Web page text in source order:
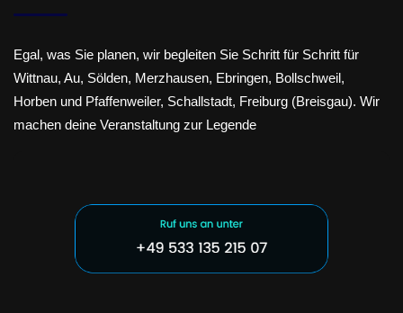
Egal, was Sie planen, wir begleiten Sie Schritt für Schritt für
Wittnau, Au, Sölden, Merzhausen, Ebringen, Bollschweil,
Horben und Pfaffenweiler, Schallstadt, Freiburg (Breisgau). Wir
machen deine Veranstaltung zur Legende